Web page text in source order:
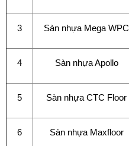
3 Sàn nhựa Mega WPC
4 Sàn nhựa Apollo
5 Sàn nhựa CTC Floor
6 Sàn nhựa Maxfloor